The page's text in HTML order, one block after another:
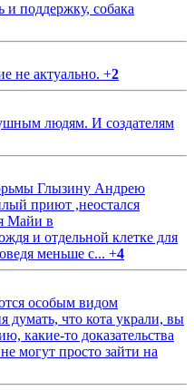
поддержку, собака
не актуально. +2
людям. И создателям
Глызину Андрею
приют ,неостался
Майи в
и отдельной клетке для
меньше с... +4
особым видом
думать, что кота украли, вы
какие-то доказательства
могут просто зайти на